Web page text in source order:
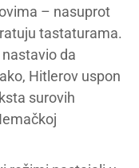
– nasuprot
tastaturama.
da
Hitlerov uspon
surovih